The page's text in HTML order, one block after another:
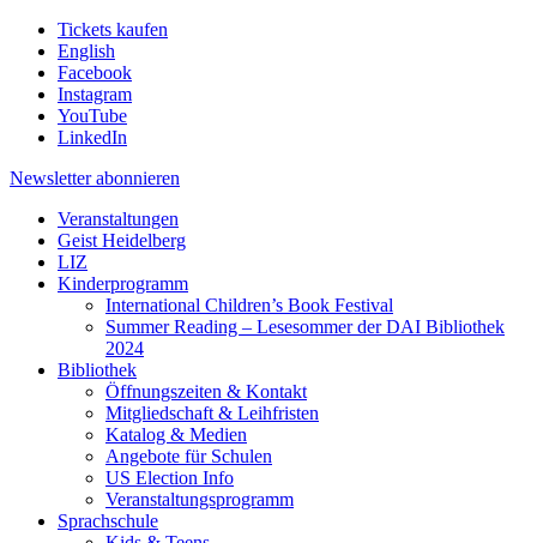
Tickets kaufen
English
Facebook
Instagram
YouTube
LinkedIn
Newsletter abonnieren
Veranstaltungen
Geist Heidelberg
LIZ
Kinderprogramm
International Children’s Book Festival
Summer Reading – Lesesommer der DAI Bibliothek
2024
Bibliothek
Öffnungszeiten & Kontakt
Mitgliedschaft & Leihfristen
Katalog & Medien
Angebote für Schulen
US Election Info
Veranstaltungsprogramm
Sprachschule